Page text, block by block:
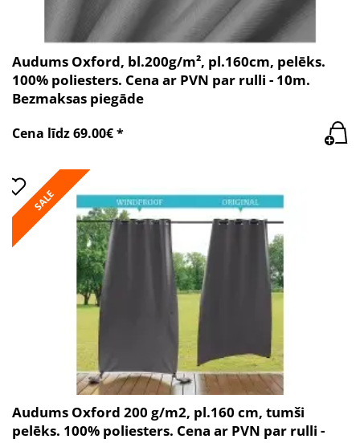
Audums Oxford, bl.200g/m², pl.160cm, pelēks.
100% poliesters. Cena ar PVN par rulli - 10m.
Bezmaksas piegāde
Cena līdz 69.00€ *
SALE
Audums Oxford 200 g/m2, pl.160 cm, tumši
pelēks. 100% poliesters. Cena ar PVN par rulli -